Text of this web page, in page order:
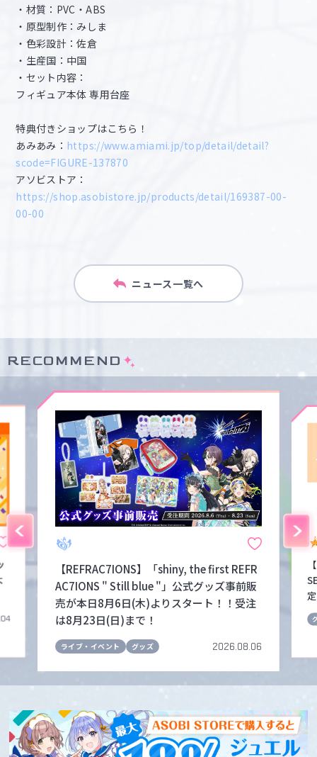
・材質：PVC・ABS
・原型制作：みしま
・色彩設計：佐倉
・生産国：中国
・セット内容：
フィギュア本体 専用台座
特典付きショップはこちら！
あみあみ： https://www.amiami.jp/top/detail/detail?
scode=FIGURE-137870
アソビストア：
https://shop.asobistore.jp/products/detail/169387-00-
00-00
ニュース一覧へ
RECOMMEND
【REFRAC7IONS】「shiny, the first REFR
AC7IONS " Still blue "」公式グッズ事前販
売が本日8月6日(木)よりスタート！！受注
は8月23日(日)まで！
ライブ・イベント グッズ 2026.08.06